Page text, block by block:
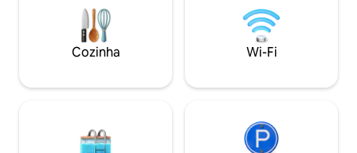
persianas motorizadas, TVs Ultra HD 4K
de 60", WIFI super rápido de 300 MB,
uma cama king no quarto principal e um
sofá-cama. Piscina no terraço e spa,
melhores áreas
todos os locais de
Mall, EAFIT,
Provenza).
Cozinha Wi-Fi